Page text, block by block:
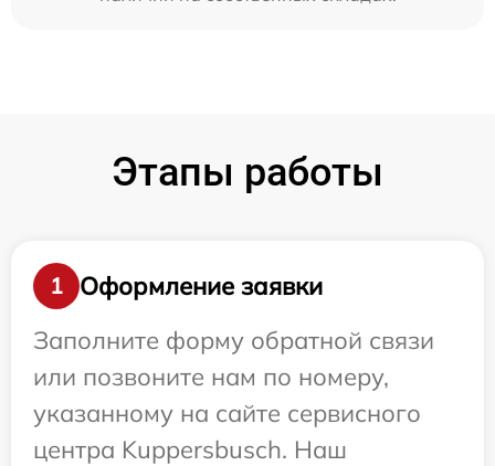
Этапы работы
1
Оформление заявки
Заполните форму обратной связи
или позвоните нам по номеру,
указанному на сайте сервисного
центра Kuppersbusch. Наш